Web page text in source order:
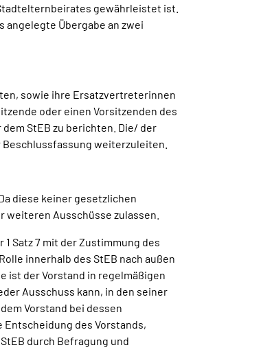
gewährleistet ist.
angelegte Übergabe an zwei
sowie ihre Ersatzvertreterinnen
oder einen Vorsitzenden des
StEB zu berichten. Die/ der
weiterzuleiten.
diese keiner gesetzlichen
Ausschüsse zulassen.
Satz 7 mit der Zustimmung des
innerhalb des StEB nach außen
ist der Vorstand in regelmäßigen
Ausschuss kann, in den seiner
Vorstand bei dessen
des Vorstands,
durch Befragung und